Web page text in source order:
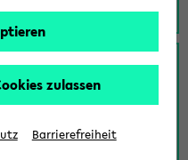
können Sie das
verwenden:
Gastzugang
zulassen
Barrierefreiheit